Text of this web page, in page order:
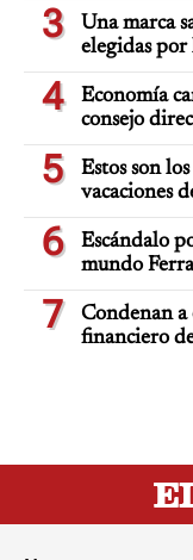
3
Una marca
elegidas por
4
Economía
consejo
5
Estos son
vacaciones
6
Escándalo
mundo
7
Condenan
financiero